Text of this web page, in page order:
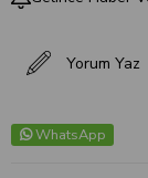
Yorum Yaz
WhatsApp